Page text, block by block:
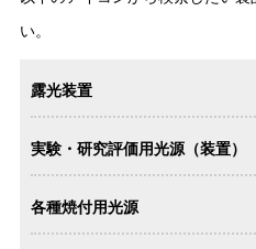
い。
露光装置
製版用露光
電子デバイ
置
実験・研究評価用光源（装置）
各種焼付用光源